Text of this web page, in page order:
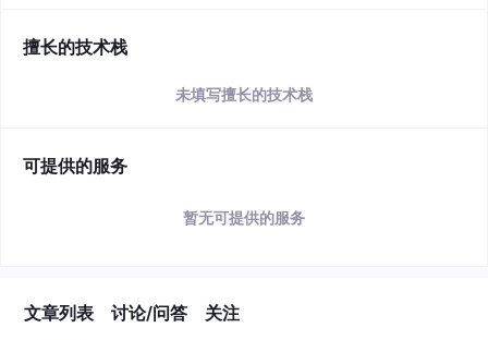
擅长的技术栈
未填写擅长的技术栈
可提供的服务
暂无可提供的服务
文章列表 讨论/问答 关注